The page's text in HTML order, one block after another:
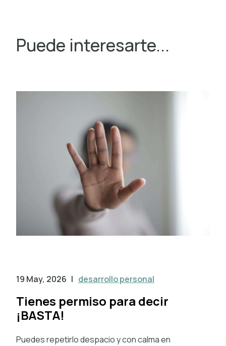
Puede interesarte...
19 May, 2026 | desarrollo personal
Tienes permiso para decir
¡BASTA!
Puedes repetirlo despacio y con calma en